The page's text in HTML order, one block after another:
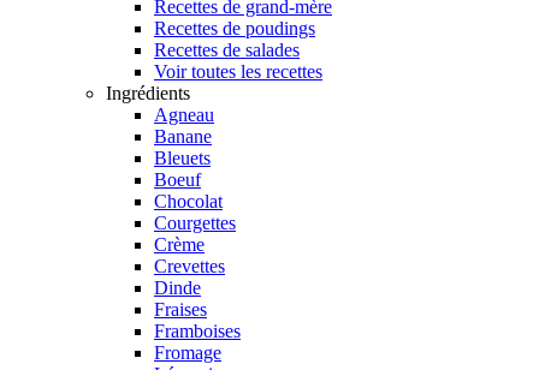
Recettes de grand-mère
Recettes de poudings
Recettes de salades
Voir toutes les recettes
Ingrédients
Agneau
Banane
Bleuets
Boeuf
Chocolat
Courgettes
Crème
Crevettes
Dinde
Fraises
Framboises
Fromage